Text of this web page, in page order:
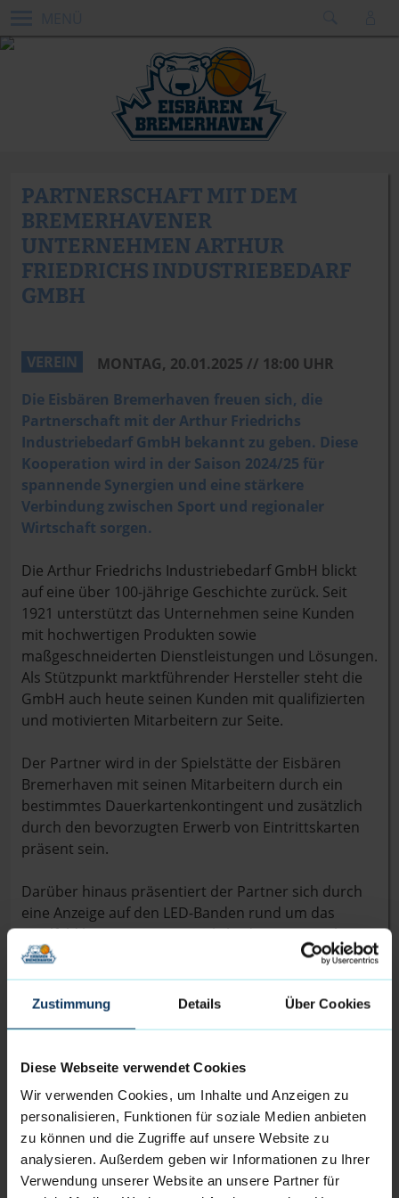
Zustimmung Details Über Cookies
Diese Webseite verwendet Cookies
Wir verwenden Cookies, um Inhalte und Anzeigen zu
personalisieren, Funktionen für soziale Medien anbieten
zu können und die Zugriffe auf unsere Website zu
analysieren. Außerdem geben wir Informationen zu Ihrer
Verwendung unserer Website an unsere Partner für
PARTNERSCHAFT MIT DEM
BREMERHAVENER
UNTERNEHMEN ARTHUR
FRIEDRICHS INDUSTRIEBEDARF
GMBH
VEREIN
MONTAG, 20.01.2025 // 18:00 UHR
Die Eisbären Bremerhaven freuen sich, die
Partnerschaft mit der Arthur Friedrichs
Industriebedarf GmbH bekannt zu geben. Diese
Kooperation wird in der Saison 2024/25 für
spannende Synergien und eine stärkere
Verbindung zwischen Sport und regionaler
Wirtschaft sorgen.
Die Arthur Friedrichs Industriebedarf GmbH blickt
auf eine über 100-jährige Geschichte zurück. Seit
1921 unterstützt das Unternehmen seine Kunden
mit hochwertigen Produkten sowie
maßgeschneiderten Dienstleistungen und Lösungen.
Als Stützpunkt marktführender Hersteller steht die
GmbH auch heute seinen Kunden mit qualifizierten
und motivierten Mitarbeitern zur Seite.
Der Partner wird in der Spielstätte der Eisbären
Bremerhaven mit seinen Mitarbeitern durch ein
bestimmtes Dauerkartenkontingent und zusätzlich
durch den bevorzugten Erwerb von Eintrittskarten
präsent sein.
Darüber hinaus präsentiert der Partner sich durch
eine Anzeige auf den LED-Banden rund um das
Spielfeld herum. Dies ermöglicht dem Unternehmen,
seine Marke und seine hochwertigen Produkte
einem breiten Publikum zu präsentieren.
GmbH an Events außerhalb des Spielbetriebs.
Spiele beschränkt, sondern schafft auch
Gelegenheiten für die Interaktion mit den Spielern,
den Betreuern und den Fans.